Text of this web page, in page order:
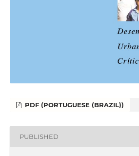
PDF (PORTUGUESE (BRAZIL))
PUBLISHED